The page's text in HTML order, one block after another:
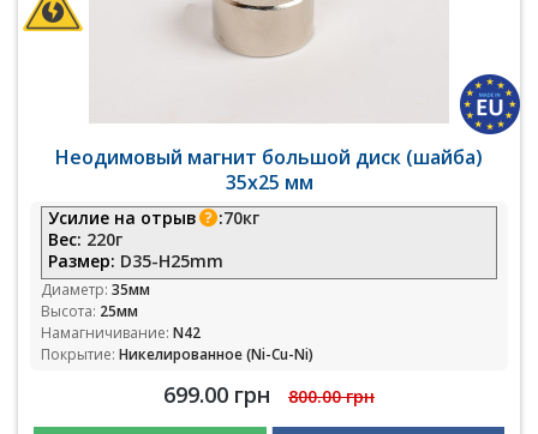
Неодимовый магнит большой диск (шайба)
35х25 мм
Усилие на отрыв :70кг
Вес: 220г
Размер: D35-H25mm
Диаметр: 35мм
Высота: 25мм
Намагничивание: N42
Покрытие: Никелированное (Ni-Cu-Ni)
699.00 грн 800.00 грн